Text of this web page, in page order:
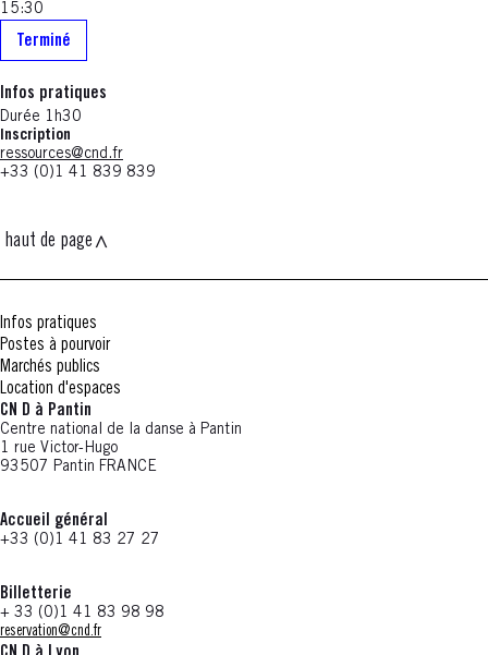
15:30
Terminé
Infos pratiques
Durée 1h30
Inscription
ressources@cnd.fr
+33 (0)1 41 839 839
haut de page
Infos pratiques
Postes à pourvoir
Marchés publics
Location d'espaces
CN D à Pantin
Centre national de la danse à Pantin
1 rue Victor-Hugo
93507 Pantin FRANCE
Accueil général
+33 (0)1 41 83 27 27
Billetterie
+ 33 (0)1 41 83 98 98
reservation@cnd.fr